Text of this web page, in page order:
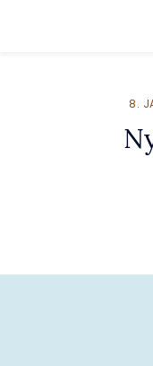
8.